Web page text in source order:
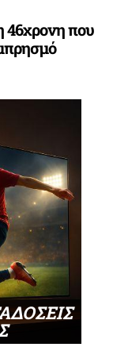
46χρονη που